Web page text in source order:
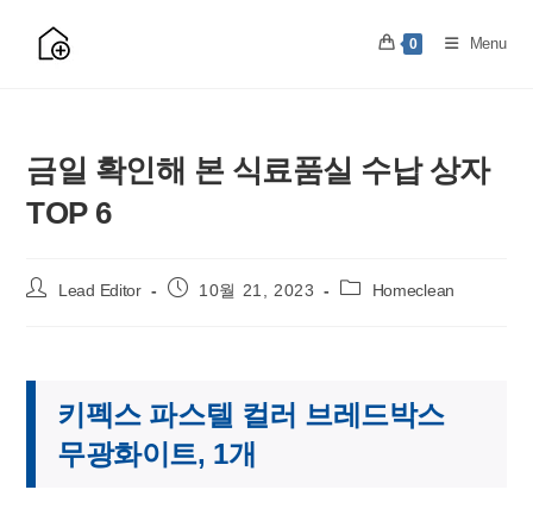
0 Menu
금일 확인해 본 식료품실 수납 상자
TOP 6
Post
Lead Editor
Post 10월 21, 2023
Post
Homeclean
키펙스 파스텔 컬러 브레드박스
무광화이트, 1개